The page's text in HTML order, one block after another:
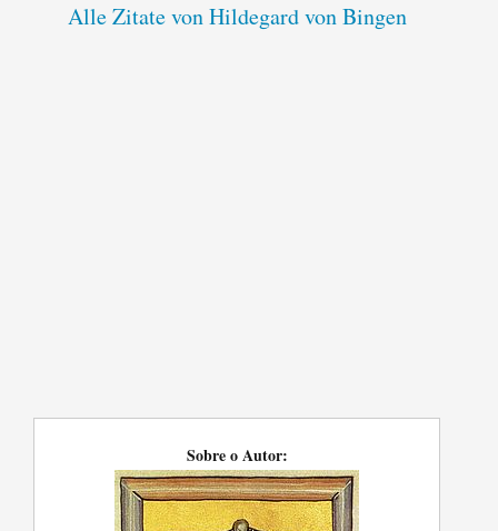
Alle Zitate von Hildegard von Bingen
Sobre o Autor: